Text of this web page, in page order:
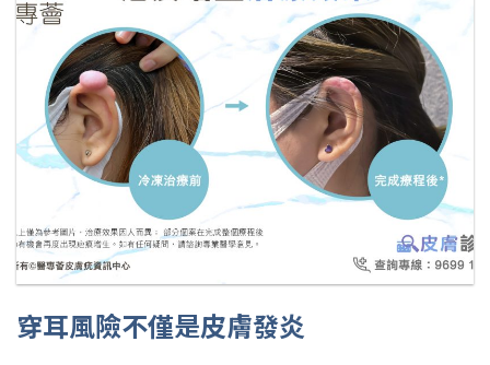
穿耳風險不僅是皮膚發炎